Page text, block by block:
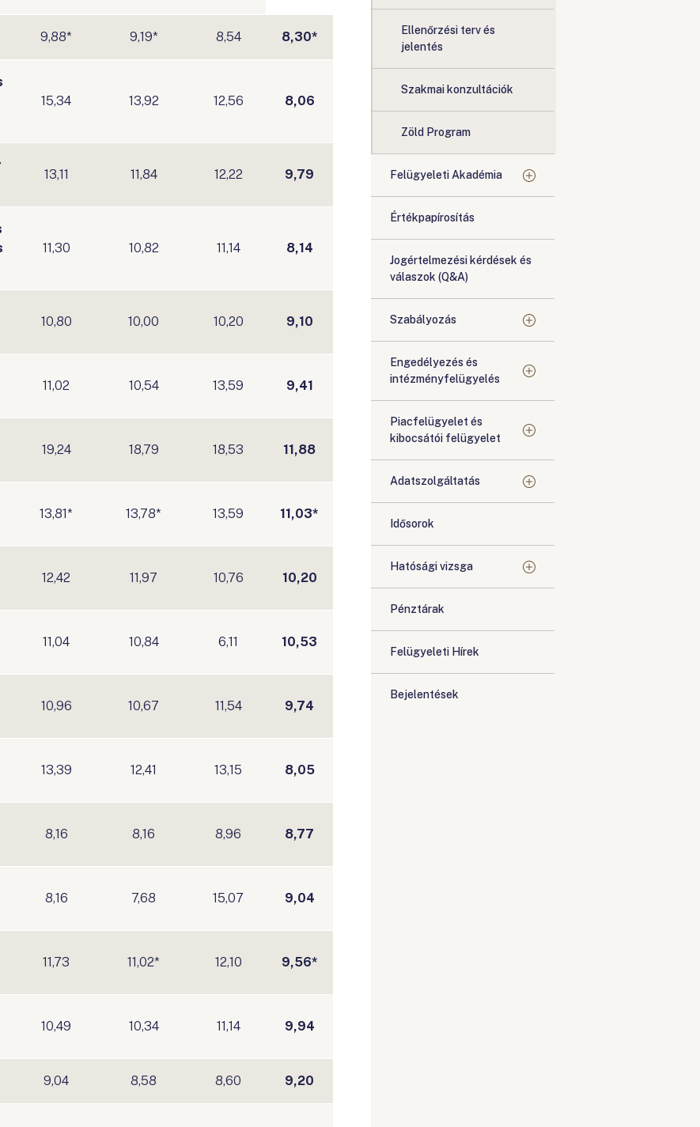
9,88* 9,19* 8,54 8,30*
15,34 13,92 12,56 8,06
13,11 11,84 12,22 9,79
11,30 10,82 11,14 8,14
10,80 10,00 10,20 9,10
11,02 10,54 13,59 9,41
19,24 18,79 18,53 11,88
13,81* 13,78* 13,59 11,03*
12,42 11,97 10,76 10,20
11,04 10,84 6,11 10,53
10,96 10,67 11,54 9,74
13,39 12,41 13,15 8,05
8,16 8,16 8,96 8,77
8,16 7,68 15,07 9,04
11,73 11,02* 12,10 9,56*
10,49 10,34 11,14 9,94
9,04 8,58 8,60 9,20
Ellenőrzési terv és
jelentés
Szakmai konzultációk
Zöld Program
Felügyeleti Akadémia
Értékpapírosítás
Jogértelmezési kérdések és
válaszok (Q&A)
Szabályozás
Engedélyezés és
intézményfelügyelés
Piacfelügyelet és
kibocsátói felügyelet
Adatszolgáltatás
Idősorok
Hatósági vizsga
Pénztárak
Felügyeleti Hírek
Bejelentések